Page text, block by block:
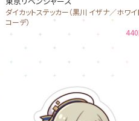
ダイカットステッカー（黒川 イザナ／ホワイ
コーデ）